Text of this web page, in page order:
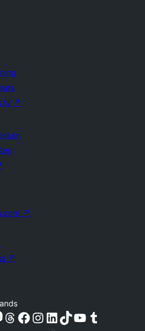
↗
↗
↗
account
Mastodon account
Bezoek ons Threads account
Onze Facebook pagina bezoeken
Bezoek ons Instagram account
Bezoek ons LinkedIn account
Bezoek ons TikTok account
Bezoek ons YouTube kanaalBezoek ons Tumblr account